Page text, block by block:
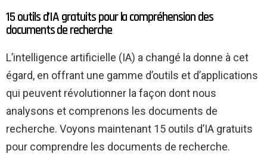
15 outils d’IA gratuits pour la compréhension des
documents de recherche
L’intelligence artificielle (IA) a changé la donne à cet
égard, en offrant une gamme d’outils et d’applications
qui peuvent révolutionner la façon dont nous
analysons et comprenons les documents de
recherche. Voyons maintenant 15 outils d’IA gratuits
pour comprendre les documents de recherche.